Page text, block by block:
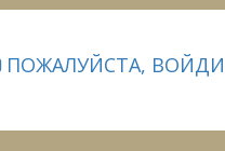
ПОЖАЛУЙСТА,